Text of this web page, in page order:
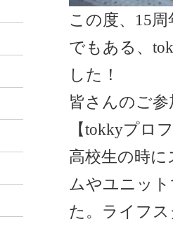
この度、15
でもある、
した！
皆さんのご
【tokkyプロ
高校生の時
ムやユニッ
た。ライフ